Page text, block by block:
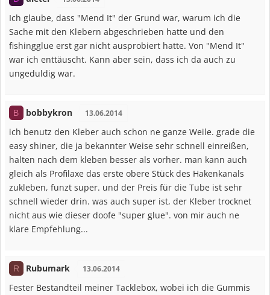
Ich glaube, dass "Mend It" der Grund war, warum ich die
Sache mit den Klebern abgeschrieben hatte und den
fishingglue erst gar nicht ausprobiert hatte. Von "Mend It"
war ich enttäuscht. Kann aber sein, dass ich da auch zu
ungeduldig war.
B bobbykron 13.06.2014
ich benutz den Kleber auch schon ne ganze Weile. grade die
easy shiner, die ja bekannter Weise sehr schnell einreißen,
halten nach dem kleben besser als vorher. man kann auch
gleich als Profilaxe das erste obere Stück des Hakenkanals
zukleben, funzt super. und der Preis für die Tube ist sehr
schnell wieder drin. was auch super ist, der Kleber trocknet
nicht aus wie dieser doofe "super glue". von mir auch ne
klare Empfehlung...
R Rubumark 13.06.2014
Fester Bestandteil meiner Tacklebox, wobei ich die Gummis